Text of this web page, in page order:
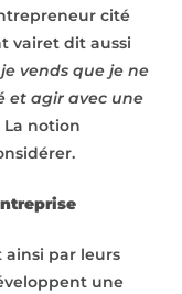
cité
vairet dit aussi
vends que je ne
et agir avec une
La notion
ainsi par leurs
une